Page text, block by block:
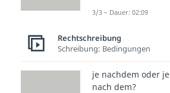
3/3 – Dauer: 02:09
Rechtschreibung
Schreibung: Bedingungen
je nachdem oder je
nach dem?